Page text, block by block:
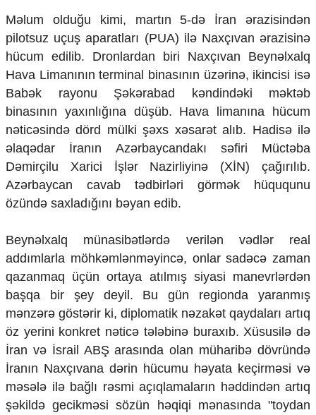
Hərbi sənaye
Telekommunikasiya və nəqliyyat
COP29
Cəmiyyət
Crossmedia.az - 1 yaş
Siyasət
Məhkəmə və hüquq
Ekologiya
Zəfər - 5
Gənclər və İdman
Media və QHT
Hadisə
Sosium
Mənəvi dəyərlər
Texnologiya
Mətbuat-150
Əlaqə
Missiyamız
Məlum olduğu kimi, martın 5-də İran ərazisindən
pilotsuz uçuş aparatları (PUA) ilə Naxçıvan ərazisinə
hücum edilib. Dronlardan biri Naxçıvan Beynəlxalq
Hava Limanının terminal binasının üzərinə, ikincisi isə
Babək rayonu Şəkərabad kəndindəki məktəb
binasının yaxınlığına düşüb. Hava limanına hücum
nəticəsində dörd mülki şəxs xəsarət alıb. Hadisə ilə
əlaqədar İranın Azərbaycandakı səfiri Müctəba
Dəmirçilu Xarici İşlər Nazirliyinə (XİN) çağırılıb.
Azərbaycan cavab tədbirləri görmək hüququnu
özündə saxladığını bəyan edib.
Beynəlxalq münasibətlərdə verilən vədlər real
addımlarla möhkəmlənməyincə, onlar sadəcə zaman
qazanmaq üçün ortaya atılmış siyasi manevrlərdən
başqa bir şey deyil. Bu gün regionda yaranmış
mənzərə göstərir ki, diplomatik nəzakət qaydaları artıq
öz yerini konkret nəticə tələbinə buraxıb. Xüsusilə də
İran və İsrail ABŞ arasında olan müharibə dövründə
İranın Naxçıvana dərin hücumu həyata keçirməsi və
məsələ ilə bağlı rəsmi açıqlamaların həddindən artıq
şəkildə gecikməsi sözün həqiqi mənasında "toydan